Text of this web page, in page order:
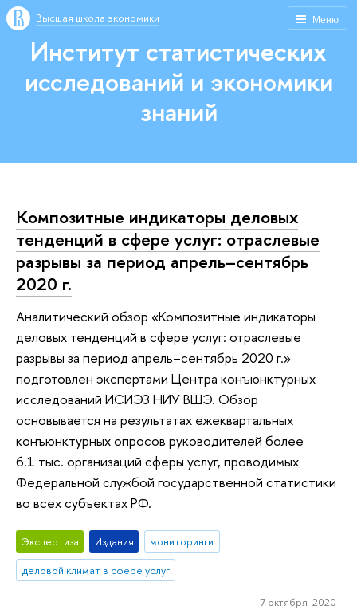
Меню
Высшая школа экономики
Институт статистических
исследований и экономики
знаний
Композитные индикаторы деловых
тенденций в сфере услуг: отраслевые
разрывы за период апрель–сентябрь
2020 г.
Аналитический обзор «Композитные индикаторы
деловых тенденций в сфере услуг: отраслевые
разрывы за период апрель–сентябрь 2020 г.»
подготовлен экспертами Центра конъюнктурных
исследований ИСИЭЗ НИУ ВШЭ. Обзор
основывается на результатах ежеквартальных
конъюнктурных опросов руководителей более
6.1 тыс. организаций сферы услуг, проводимых
Федеральной службой государственной статистики
во всех субъектах РФ.
Экспертиза Издания
мониторинги
деловой климат в сфере услуг
7 октября 2020